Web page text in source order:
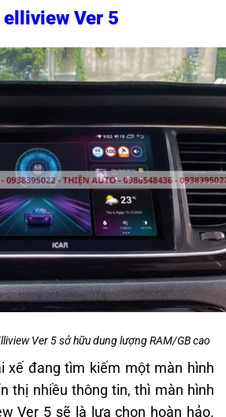
Ver 5
Ver 5 sở hữu dung lượng RAM/GB cao
xế đang tìm kiếm một màn hình
thị nhiều thông tin, thì màn hình
Ver 5 sẽ là lựa chọn hoàn hảo.